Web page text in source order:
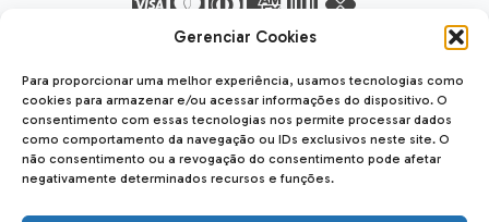
Gerenciar Cookies
Para proporcionar uma melhor experiência, usamos tecnologias como
cookies para armazenar e/ou acessar informações do dispositivo. O
consentimento com essas tecnologias nos permite processar dados
como comportamento da navegação ou IDs exclusivos neste site. O
não consentimento ou a revogação do consentimento pode afetar
negativamente determinados recursos e funções.
SEGURANÇA